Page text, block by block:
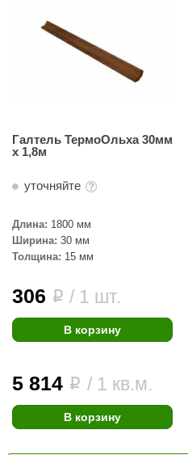
Галтель ТермоОльха 30мм
х 1,8м
уточняйте
Длина: 1800 мм
Ширина: 30 мм
Толщина: 15 мм
306 i / 1 шт.
В корзину
5 814 i / 1 кв.м.
В корзину